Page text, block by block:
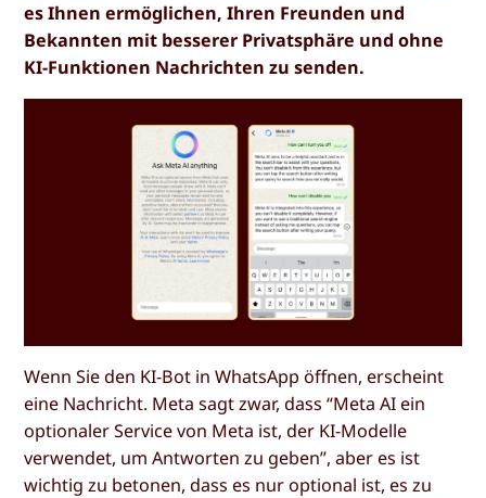
es Ihnen ermöglichen, Ihren Freunden und
Bekannten mit besserer Privatsphäre und ohne
KI-Funktionen Nachrichten zu senden.
Wenn Sie den KI-Bot in WhatsApp öffnen, erscheint
eine Nachricht. Meta sagt zwar, dass “Meta AI ein
optionaler Service von Meta ist, der KI-Modelle
verwendet, um Antworten zu geben”, aber es ist
wichtig zu betonen, dass es nur optional ist, es zu